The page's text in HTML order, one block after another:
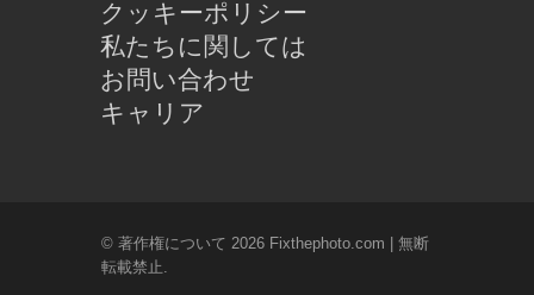
クッキーポリシー
私たちに関しては
お問い合わせ
キャリア
© 著作権について 2026 Fixthephoto.com | 無断
転載禁止.